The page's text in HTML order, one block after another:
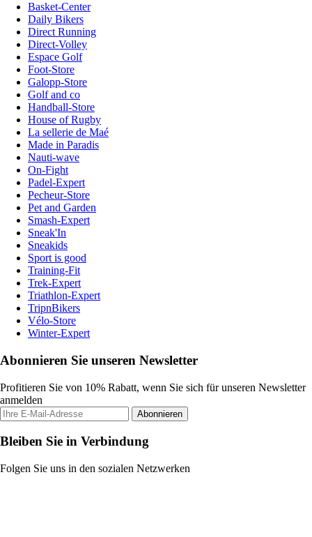
Basket-Center
Daily Bikers
Direct Running
Direct-Volley
Espace Golf
Foot-Store
Galopp-Store
Golf and co
Handball-Store
House of Rugby
La sellerie de Maé
Made in Paradis
Nauti-wave
On-Fight
Padel-Expert
Pecheur-Store
Pet and Garden
Smash-Expert
Sneak'In
Sneakids
Sport is good
Training-Fit
Trek-Expert
Triathlon-Expert
TripnBikers
Vélo-Store
Winter-Expert
Abonnieren Sie unseren Newsletter
Profitieren Sie von 10% Rabatt, wenn Sie sich für unseren Newsletter
anmelden
Abonnieren
Bleiben Sie in Verbindung
Folgen Sie uns in den sozialen Netzwerken